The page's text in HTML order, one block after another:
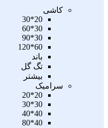
کاشی
20*30
30*60
30*90
60*120
باند
تگ گل
بیشتر
سرامیک
20*20
30*30
40*40
40*80